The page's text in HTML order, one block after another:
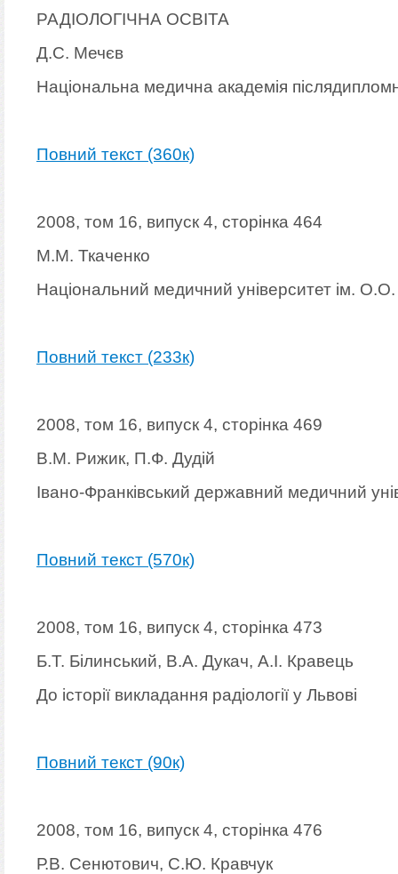
РАДІОЛОГІЧНА ОСВІТА
Д.С. Мечєв
Національна медична академія
Повний текст (360к)
2008, том 16, випуск 4, сторінка 464
М.М. Ткаченко
Національний медичний університет ім.
Повний текст (233к)
2008, том 16, випуск 4, сторінка 469
В.М. Рижик, П.Ф. Дудій
Івано-Франківський державний медичний
Повний текст (570к)
2008, том 16, випуск 4, сторінка 473
Б.Т. Білинський, В.А. Дукач, А.І. Кравець
До історії викладання радіології у Львові
Повний текст (90к)
2008, том 16, випуск 4, сторінка 476
Р.В. Сенютович, С.Ю. Кравчук